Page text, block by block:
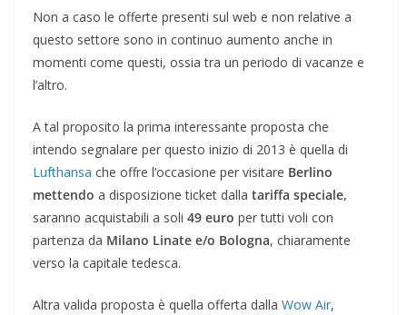
Non a caso le offerte presenti sul web e non relative a
questo settore sono in continuo aumento anche in
momenti come questi, ossia tra un periodo di vacanze e
l’altro.
A tal proposito la prima interessante proposta che
intendo segnalare per questo inizio di 2013 è quella di
Lufthansa che offre l’occasione per visitare Berlino
mettendo a disposizione ticket dalla tariffa speciale,
saranno acquistabili a soli 49 euro per tutti voli con
partenza da Milano Linate e/o Bologna, chiaramente
verso la capitale tedesca.
Altra valida proposta è quella offerta dalla Wow Air,